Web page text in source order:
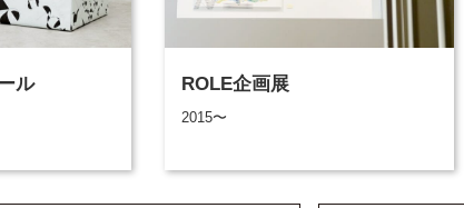
ル ROLE企画展
2015〜